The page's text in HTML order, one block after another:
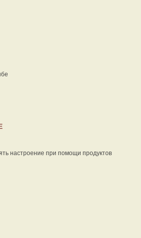
настроение при помощи продуктов